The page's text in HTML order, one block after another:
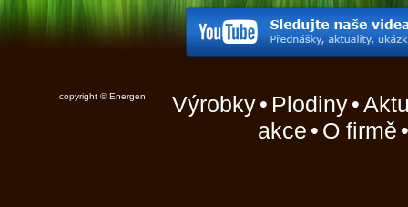
copyright © Energen Výrobky• Plodiny•
akce • O firmě •